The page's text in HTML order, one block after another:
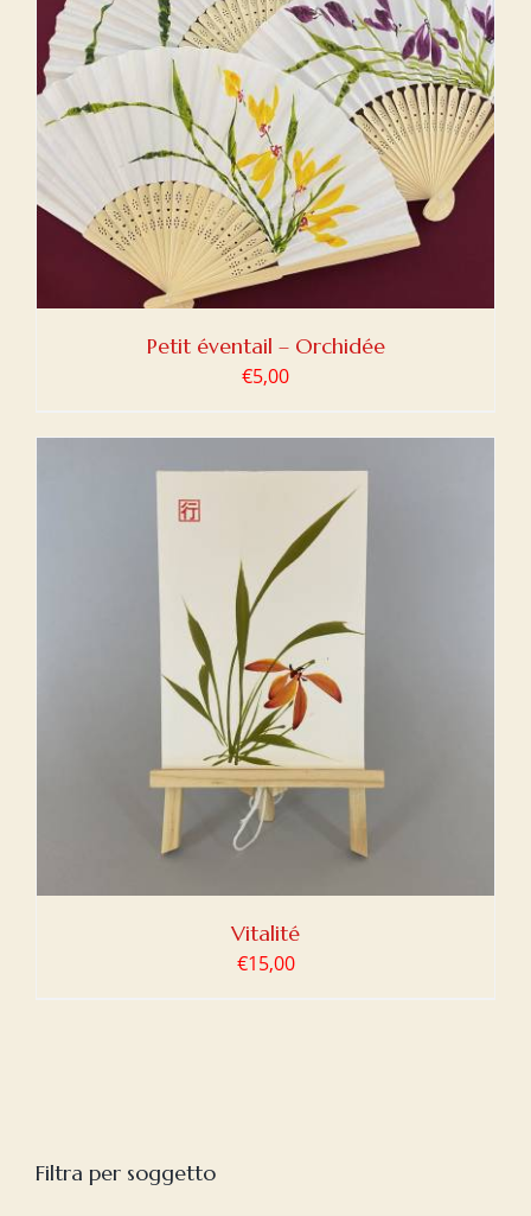
Petit éventail – Orchidée
€5,00
Vitalité
€15,00
Filtra per soggetto